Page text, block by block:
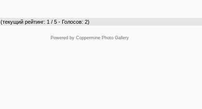
(текущий рейтинг: 1 / 5 - Голосов: 2)
Powered by Coppermine Photo Gallery